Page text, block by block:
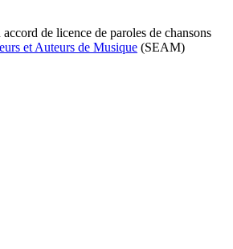
de licence de paroles de chansons
et Auteurs de Musique (SEAM)